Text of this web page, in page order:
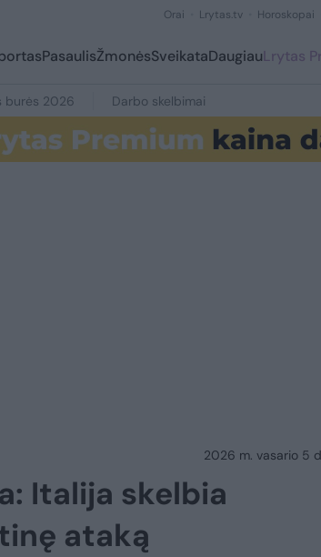
Orai Lrytas.tv Horoskopai
PasaulisŽmonėsSveikataDaugiauLrytas
burės 2026 Darbo skelbimai
2026 m. vasario 5
Italija skelbia
ataką